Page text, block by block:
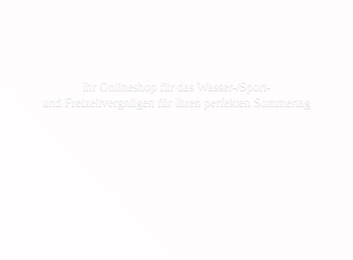
Ihr Onlineshop für das Wasser-/Sport-
und Freizeitvergnügen für Ihren perfekten Sommertag